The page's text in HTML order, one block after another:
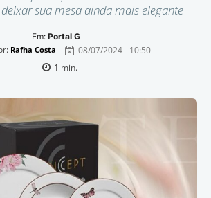
sua mesa ainda mais elegante
Em: Portal G
Rafha Costa
08/07/2024 - 10:50
1 min.